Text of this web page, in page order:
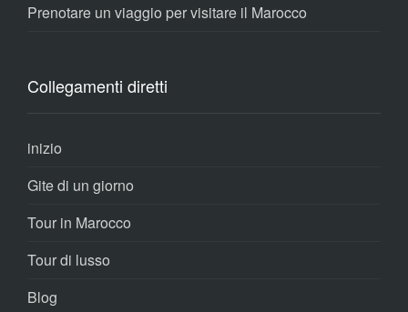
Prenotare un viaggio per visitare il Marocco
Collegamenti diretti
inizio
Gite di un giorno
Tour in Marocco
Tour di lusso
Blog